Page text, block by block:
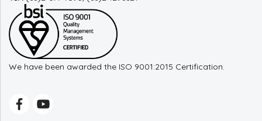
We have been awarded the ISO 9001:2015 Certification.